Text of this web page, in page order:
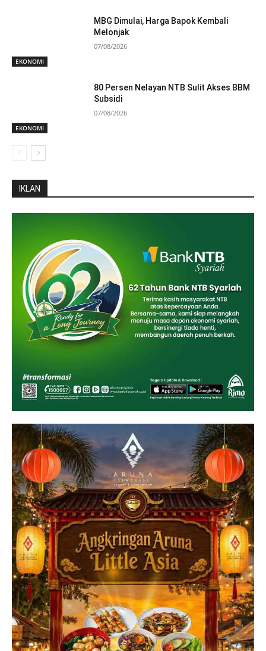
EKONOMI
MBG Dimulai, Harga Bapok Kembali
Melonjak
07/08/2026
EKONOMI
80 Persen Nelayan NTB Sulit Akses BBM
Subsidi
07/08/2026
IKLAN